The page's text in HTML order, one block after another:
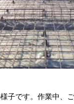
子です。作業中、